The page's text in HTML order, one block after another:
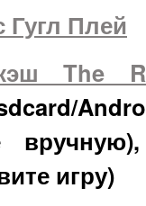
Гугл Плей
The
игру)